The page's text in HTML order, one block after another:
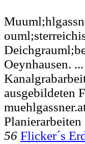
Oeynhausen.
ausgebildeten
Planierarbeiten
56 Flicker´s